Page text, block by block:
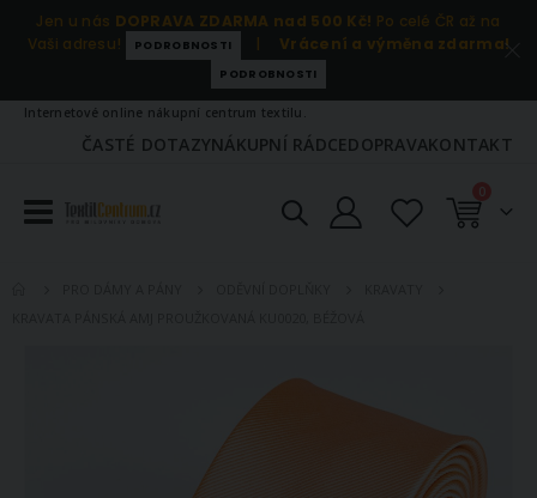
Jen u nás DOPRAVA ZDARMA nad 500 Kč! Po celé ČR až na
Vaši adresu!
PODROBNOSTI | Vrácení a výměna zdarma!
PODROBNOSTI
Internetové online nákupní centrum textilu.
ČASTÉ DOTAZYNÁKUPNÍ RÁDCEDOPRAVAKONTAKT
Košík
0položky